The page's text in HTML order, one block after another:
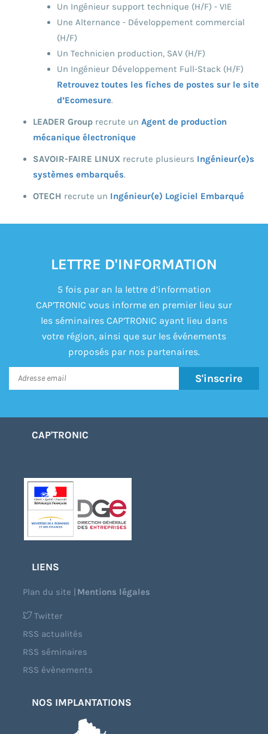
Un Ingénieur support technique (H/F) - VIE
Une Alternance - Développement commercial
(H/F)
Un Technicien production, SAV (H/F)
Un Ingénieur Développement Full-Stack (H/F)
Retrouvez toutes les fiches de postes sur le site
d’Ecomesure.
LEADER Group recrute un Agent de production
mécanique électronique
SAVOIR-FAIRE LINUX recrute plusieurs Ingénieur(e)s
systèmes embarqués.
OTECH recrute un Ingénieur(e) Logiciel Embarqué
LETTRE D'INFORMATION
5 fois par an la lettre d’information
CAP’TRONIC vous informe en premier lieu sur
les séminaires CAP’TRONIC ayant lieu dans
votre région, ainsi que sur les événements
proposés par nos partenaires.
S'inscrire
CAP'TRONIC
LIENS
Plan du site |Mentions légales
Twitter
RSS actualités
RSS séminaires
RSS évènements
NOS IMPLANTATIONS